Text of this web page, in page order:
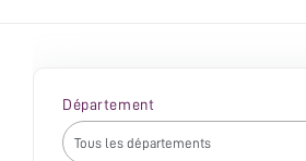
Département